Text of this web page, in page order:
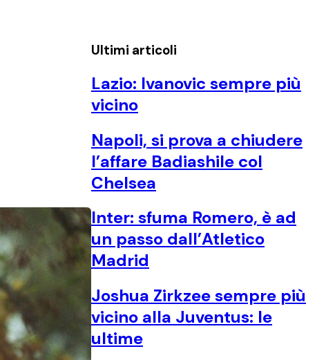
Ultimi articoli
Lazio: Ivanovic sempre più
vicino
Napoli, si prova a chiudere
l’affare Badiashile col
Chelsea
Inter: sfuma Romero, è ad
un passo dall’Atletico
Madrid
Joshua Zirkzee sempre più
vicino alla Juventus: le
ultime